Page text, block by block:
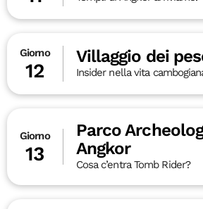
Giorno
12
Villaggio dei
Insider nella vita
Giorno
13
Parco
Angkor
Cosa c’entra Tomb Rider?